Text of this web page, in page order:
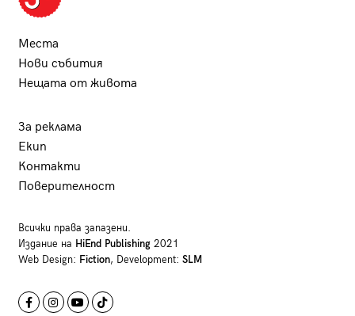
Места
Нови събития
Нещата от живота
За реклама
Екип
Контакти
Поверителност
Всички права запазени.
Издание на HiEnd Publishing2021
Web Design: Fiction, Development: SLM